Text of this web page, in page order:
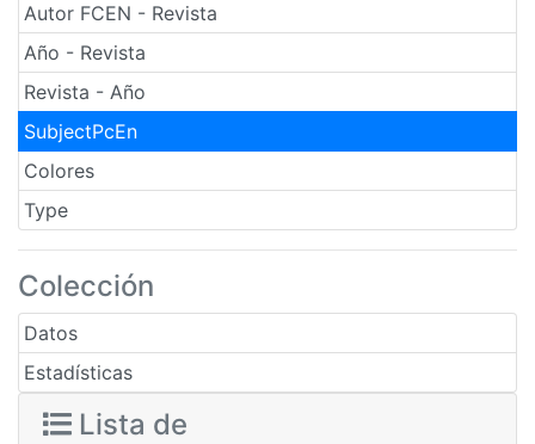
Autor FCEN - Revista
Año - Revista
Revista - Año
SubjectPcEn
Colores
Type
Colección
Datos
Estadísticas
Lista de